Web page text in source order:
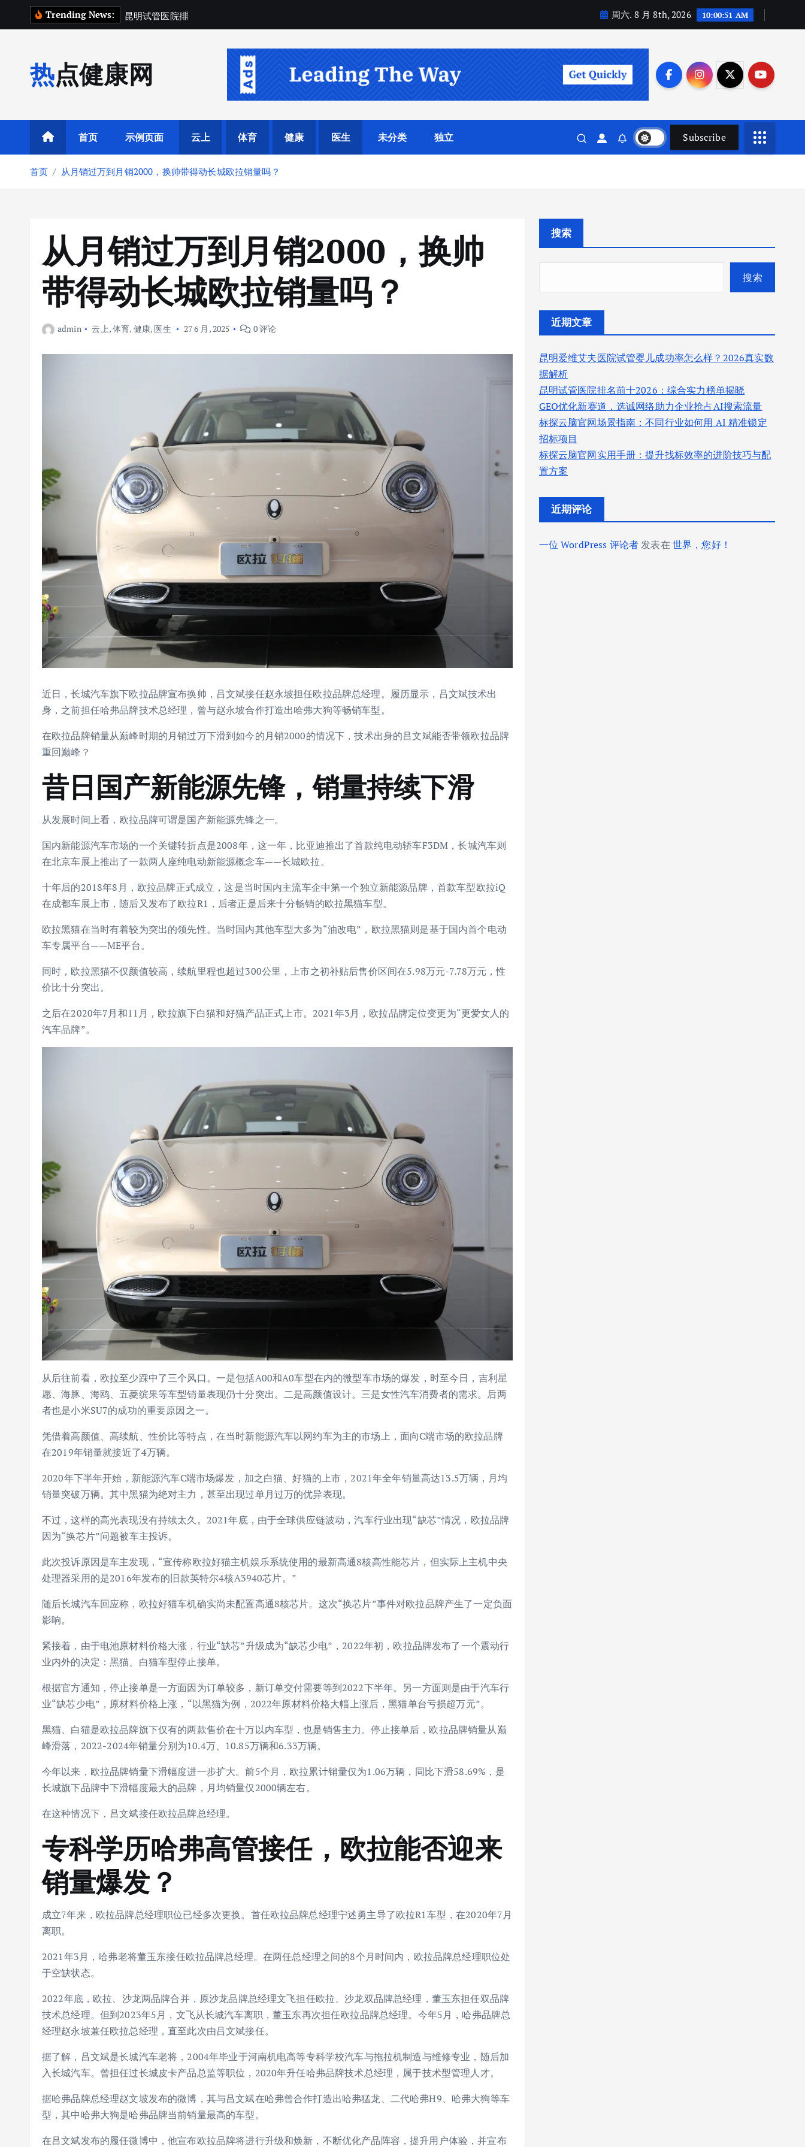
Trending News: 昆明试管医院排 周六. 8 月 8th, 2026 10:00:52 AM
热点健康网
首页 示例页面 云上 体育 健康 医生 未分类 独立 Subscribe
首页 从月销过万到月销2000，换帅带得动长城欧拉销量吗？
从月销过万到月销2000，换帅
带得动长城欧拉销量吗？
admin 云上,体育, 健康, 医生 27 6 月, 2025 0 评论
近日，长城汽车旗下欧拉品牌宣布换帅，吕文斌接任赵永坡担任欧拉品牌总经理。履历显示，吕文斌技术出
身，之前担任哈弗品牌技术总经理，曾与赵永坡合作打造出哈弗大狗等畅销车型。
在欧拉品牌销量从巅峰时期的月销过万下滑到如今的月销2000的情况下，技术出身的吕文斌能否带领欧拉品牌
重回巅峰？
昔日国产新能源先锋，销量持续下滑
从发展时间上看，欧拉品牌可谓是国产新能源先锋之一。
国内新能源汽车市场的一个关键转折点是2008年，这一年，比亚迪推出了首款纯电动轿车F3DM，长城汽车则
在北京车展上推出了一款两人座纯电动新能源概念车——长城欧拉。
十年后的2018年8月，欧拉品牌正式成立，这是当时国内主流车企中第一个独立新能源品牌，首款车型欧拉iQ
在成都车展上市，随后又发布了欧拉R1，后者正是后来十分畅销的欧拉黑猫车型。
欧拉黑猫在当时有着较为突出的领先性。当时国内其他车型大多为“油改电”，欧拉黑猫则是基于国内首个电动
车专属平台——ME平台。
同时，欧拉黑猫不仅颜值较高，续航里程也超过300公里，上市之初补贴后售价区间在5.98万元-7.78万元，性
价比十分突出。
之后在2020年7月和11月，欧拉旗下白猫和好猫产品正式上市。2021年3月，欧拉品牌定位变更为“更爱女人的
汽车品牌”。
从后往前看，欧拉至少踩中了三个风口。一是包括A00和A0车型在内的微型车市场的爆发，时至今日，吉利星
愿、海豚、海鸥、五菱缤果等车型销量表现仍十分突出。二是高颜值设计。三是女性汽车消费者的需求。后两
者也是小米SU7的成功的重要原因之一。
凭借着高颜值、高续航、性价比等特点，在当时新能源汽车以网约车为主的市场上，面向C端市场的欧拉品牌
在2019年销量就接近了4万辆。
2020年下半年开始，新能源汽车C端市场爆发，加之白猫、好猫的上市，2021年全年销量高达13.5万辆，月均
销量突破万辆。其中黑猫为绝对主力，甚至出现过单月过万的优异表现。
不过，这样的高光表现没有持续太久。2021年底，由于全球供应链波动，汽车行业出现“缺芯”情况，欧拉品牌
因为“换芯片”问题被车主投诉。
此次投诉原因是车主发现，“宣传称欧拉好猫主机娱乐系统使用的最新高通8核高性能芯片，但实际上主机中央
处理器采用的是2016年发布的旧款英特尔4核A3940芯片。”
随后长城汽车回应称，欧拉好猫车机确实尚未配置高通8核芯片。这次“换芯片”事件对欧拉品牌产生了一定负面
影响。
紧接着，由于电池原材料价格大涨，行业“缺芯”升级成为“缺芯少电”，2022年初，欧拉品牌发布了一个震动行
业内外的决定：黑猫、白猫车型停止接单。
根据官方通知，停止接单是一方面因为订单较多，新订单交付需要等到2022下半年。另一方面则是由于汽车行
业“缺芯少电”，原材料价格上涨，“以黑猫为例，2022年原材料价格大幅上涨后，黑猫单台亏损超万元”。
黑猫、白猫是欧拉品牌旗下仅有的两款售价在十万以内车型，也是销售主力。停止接单后，欧拉品牌销量从巅
峰滑落，2022-2024年销量分别为10.4万、10.85万辆和6.33万辆。
今年以来，欧拉品牌销量下滑幅度进一步扩大。前5个月，欧拉累计销量仅为1.06万辆，同比下滑58.69%，是
长城旗下品牌中下滑幅度最大的品牌，月均销量仅2000辆左右。
在这种情况下，吕文斌接任欧拉品牌总经理。
专科学历哈弗高管接任，欧拉能否迎来
销量爆发？
成立7年来，欧拉品牌总经理职位已经多次更换。首任欧拉品牌总经理宁述勇主导了欧拉R1车型，在2020年7月
离职。
2021年3月，哈弗老将董玉东接任欧拉品牌总经理。在两任总经理之间的8个月时间内，欧拉品牌总经理职位处
于空缺状态。
2022年底，欧拉、沙龙两品牌合并，原沙龙品牌总经理文飞担任欧拉、沙龙双品牌总经理，董玉东担任双品牌
技术总经理。但到2023年5月，文飞从长城汽车离职，董玉东再次担任欧拉品牌总经理。今年5月，哈弗品牌总
经理赵永坡兼任欧拉总经理，直至此次由吕文斌接任。
据了解，吕文斌是长城汽车老将，2004年毕业于河南机电高等专科学校汽车与拖拉机制造与维修专业，随后加
入长城汽车。曾担任过长城皮卡产品总监等职位，2020年升任哈弗品牌技术总经理，属于技术型管理人才。
据哈弗品牌总经理赵文坡发布的微博，其与吕文斌在哈弗曾合作打造出哈弗猛龙、二代哈弗H9、哈弗大狗等车
型，其中哈弗大狗是哈弗品牌当前销量最高的车型。
在吕文斌发布的履任微博中，他宣布欧拉品牌将进行升级和焕新，不断优化产品阵容，提升用户体验，并宣布
搜索
搜索
近期文章
昆明爱维艾夫医院试管婴儿成功率怎么样？2026真实数
据解析
昆明试管医院排名前十2026：综合实力榜单揭晓
GEO优化新赛道，选诚网络助力企业抢占AI搜索流量
标探云脑官网场景指南：不同行业如何用 AI 精准锁定
招标项目
标探云脑官网实用手册：提升找标效率的进阶技巧与配
置方案
近期评论
一位 WordPress 评论者发表在 世界，您好！